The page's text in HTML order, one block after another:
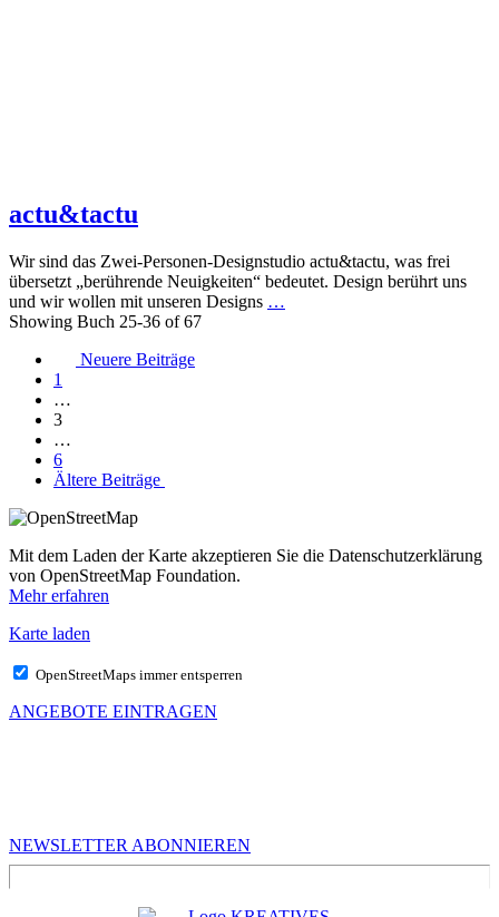
actu&tactu
Wir sind das Zwei-Personen-Designstudio actu&tactu, was frei
übersetzt „berührende Neuigkeiten“ bedeutet. Design berührt uns
und wir wollen mit unseren Designs …
Showing Buch 25-36 of 67
Posts
navigation
Neuere Beiträge
1
…
3
…
6
Ältere Beiträge
Mit dem Laden der Karte akzeptieren Sie die Datenschutzerklärung
von OpenStreetMap Foundation.
Mehr erfahren
Karte laden
OpenStreetMaps immer entsperren
ANGEBOTE EINTRAGEN
NEWSLETTER ABONNIEREN